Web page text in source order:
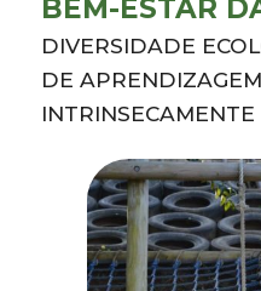
BEM-ESTAR
DIVERSIDADE
DE
INTRINSECAMENTE